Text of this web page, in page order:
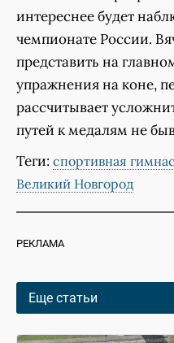
интереснее будет
чемпионате России.
представить на
упражнения на коне,
рассчитывает
путей к медалям не
Теги: спортивная
Великий Новгород
РЕКЛАМА
Еще статьи